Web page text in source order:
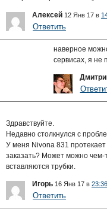
Алексей 12 Янв 17 в
Ответить
наверное
сервисах, я не
Здравствуйте.
Недавно столкнулся с
У меня Nivona 831
заказать? Может можно чем-
вставляются трубки.
Игорь 16 Янв 17 в 23:36
Ответить